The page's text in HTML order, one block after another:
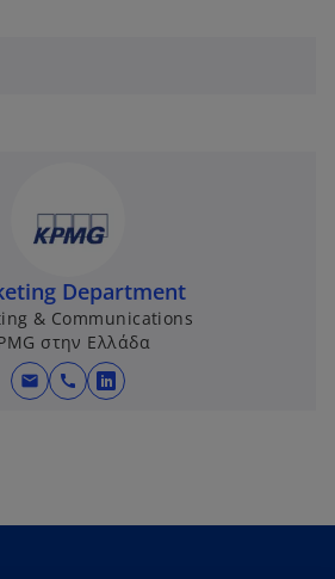
Department
& Communications
στην Ελλάδα
mail call
o